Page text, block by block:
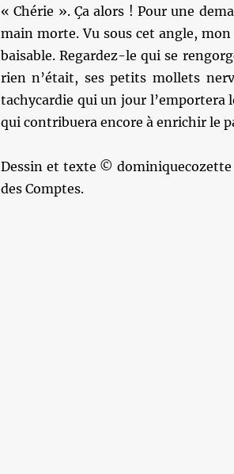
« Chérie ». Ça alors ! Pour une
main morte. Vu sous cet angle,
baisable. Regardez-le qui se
rien n’était, ses petits mollets
tachycardie qui un jour l’emportera
qui contribuera encore à enrichir le
Dessin et texte © dominiquecozette
des Comptes.